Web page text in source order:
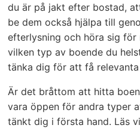
du är på jakt efter bostad,
be dem också hjälpa till
efterlysning och höra sig för
vilken typ av boende du
tänka dig för att få
Är det bråttom att hitta
vara öppen för andra typer
tänkt dig i första hand. Läs